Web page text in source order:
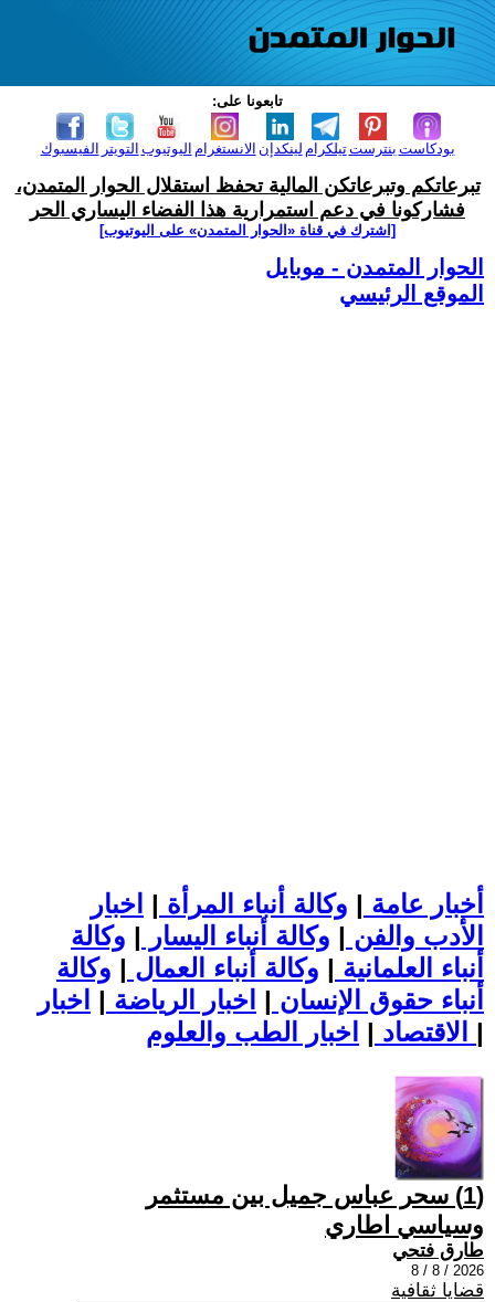
تابعونا على:
الفيسبوك التويتر اليوتيوب الانستغرام لينكدإن تيلكرامبنترست بودكاست
تبرعاتكم وتبرعاتكن المالية تحفظ استقلال الحوار المتمدن،
فشاركونا في دعم استمرارية هذا الفضاء اليساري الحر
[اشترك في قناة ‫«الحوار المتمدن» على اليوتيوب]
الحوار المتمدن - موبايل
الموقع الرئيسي
أخبار عامة | وكالة أنباء المرأة | اخبار
الأدب والفن | وكالة أنباء اليسار | وكالة
أنباء العلمانية | وكالة أنباء العمال | وكالة
أنباء حقوق الإنسان | اخبار الرياضة | اخبار
الاقتصاد | |
(1) سحر عباس جميل بين مستثمر
وسياسي اطاري
طارق فتحي
2026 / 8 / 8
قضايا ثقافية